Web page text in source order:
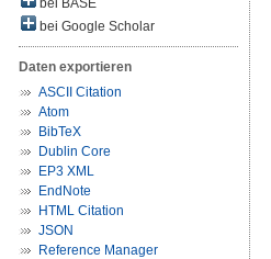
bei BASE
bei Google Scholar
Daten exportieren
ASCII Citation
Atom
BibTeX
Dublin Core
EP3 XML
EndNote
HTML Citation
JSON
Reference Manager